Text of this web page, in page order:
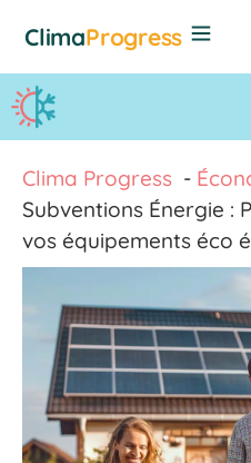
contenu
ClimaProgress
Clima Progress
Subventions Énergie :
vos équipements éco